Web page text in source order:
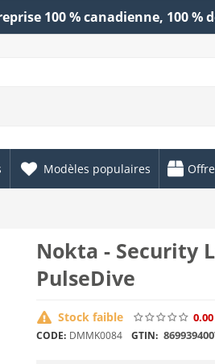
100 % canadienne, 100 %
Modèles populaires
Nokta - Security
PulseDive
Stock faible 0.00
CODE: DMMK0084 GTIN: